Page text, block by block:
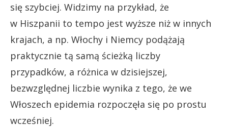
się szybciej. Widzimy na przykład, że
w Hiszpanii to tempo jest wyższe niż w innych
krajach, a np. Włochy i Niemcy podążają
praktycznie tą samą ścieżką liczby
przypadków, a różnica w dzisiejszej,
bezwzględnej liczbie wynika z tego, że we
Włoszech epidemia rozpoczęła się po prostu
wcześniej.